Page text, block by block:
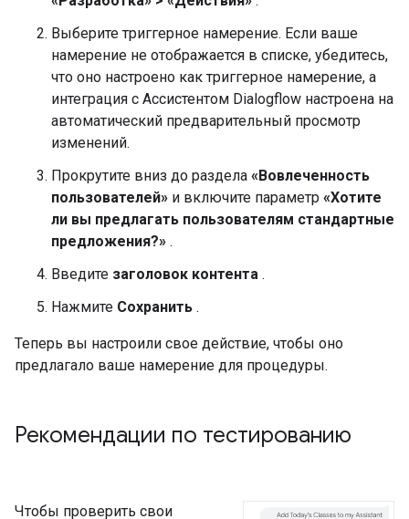
Выберите триггерное намерение. Если ваше
намерение не отображается в списке, убедитесь,
что оно настроено как триггерное намерение, а
интеграция с Ассистентом Dialogflow настроена на
автоматический предварительный просмотр
изменений.
Прокрутите вниз до раздела «Вовлеченность
пользователей» и включите параметр «Хотите
ли вы предлагать пользователям стандартные
предложения?» .
Введите заголовок контента .
Нажмите Сохранить .
Теперь вы настроили свое действие, чтобы оно
предлагало ваше намерение для процедуры.
Рекомендации по тестированию
Чтобы проверить свои